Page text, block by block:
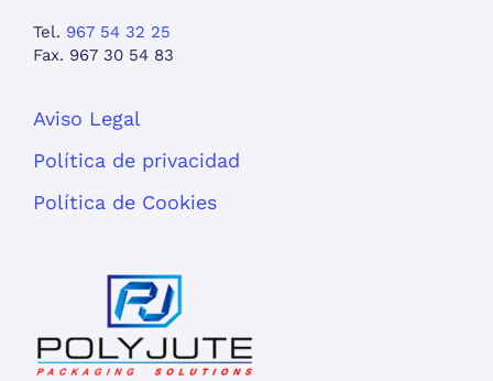
Tel. 967 54 32 25
Fax. 967 30 54 83
Aviso Legal
Política de privacidad
Política de Cookies